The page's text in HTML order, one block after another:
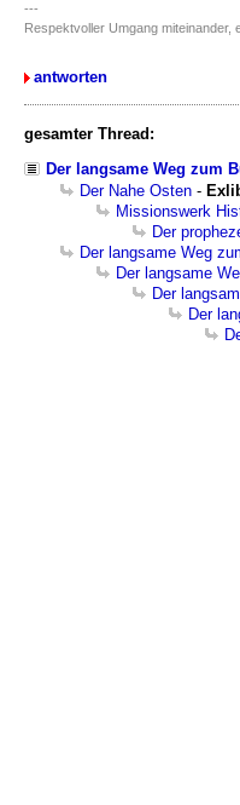
---
Respektvoller Umgang miteinander,
antworten
gesamter Thread:
Der langsame Weg zum
Der Nahe Osten -
Missionswerk
Der
Der langsame Weg
Der langsame
Der
Der